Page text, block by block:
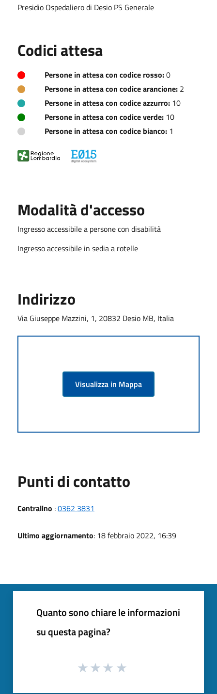
Presidio Ospedaliero di Desio PS Generale
Codici attesa
Persone in attesa con codice rosso:0
Persone in attesa con codice arancione: 2
Persone in attesa con codice azzurro: 10
Persone in attesa con codice verde: 10
Persone in attesa con codice bianco: 1
Modalità d'accesso
Ingresso accessibile a persone con disabilità
Ingresso accessibile in sedia a rotelle
Indirizzo
Via Giuseppe Mazzini, 1, 20832 Desio MB, Italia
Visualizza in Mappa
Punti di contatto
Centralino :0362 3831
Ultimo aggiornamento: 18 febbraio 2022, 16:39
Quanto sono chiare le informazioni
su questa pagina?